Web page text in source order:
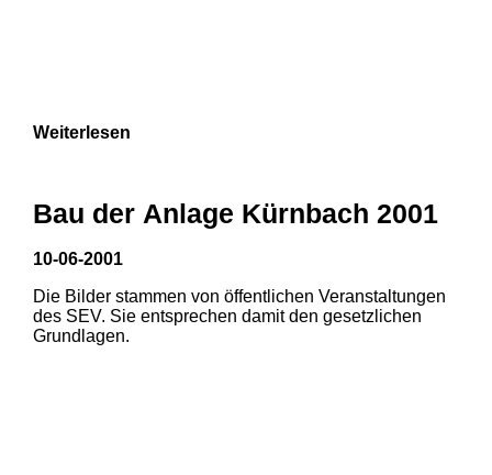
Weiterlesen
Bau der Anlage Kürnbach 2001
10-06-2001
Die Bilder stammen von öffentlichen Veranstaltungen
des SEV. Sie entsprechen damit den gesetzlichen
Grundlagen.